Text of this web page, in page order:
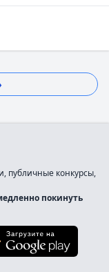
публичные конкурсы,
покинуть
Store